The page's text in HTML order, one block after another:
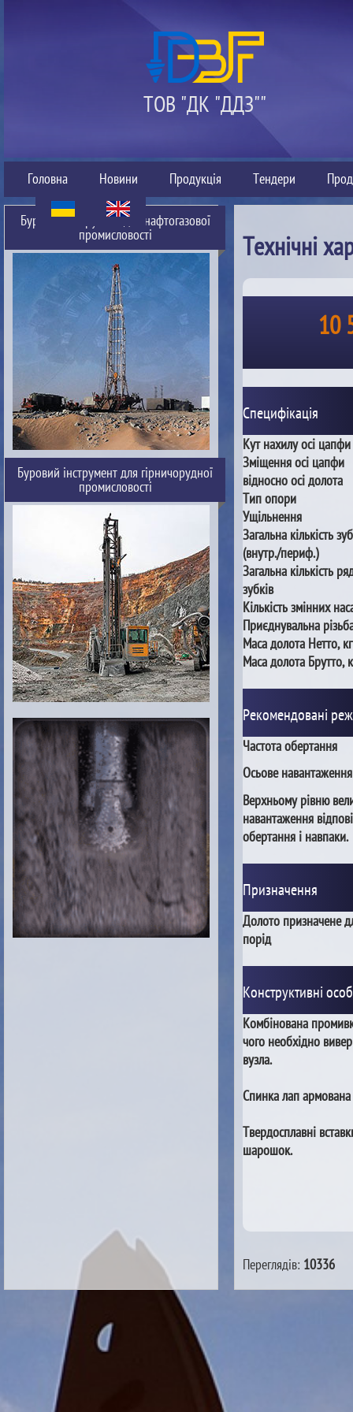
ТОВ "ДК "ДДЗ""
Головна Новини Продукція Тендери
Буровий інструмент для нафтогазової
промисловості
Буровий інструмент для гірничорудної
промисловості
Технічні
10
Специфікація
Кут нахилу осі цапфи
Зміщення осі цапфи
відносно осі долота
Тип опори
Ущільнення
Загальна кількість
(внутр./периф.)
Загальна кількість
зубків
Кількість змінних
Приєднувальна
Маса долота Нетто, кг
Маса долота Брутто,
Рекомендовані
Частота обертання
Осьове навантаження
Верхньому рівню
навантаження
обертання і навпаки.
Призначення
Долото призначене
порід
Конструктивні
Комбінована
чого необхідно
вузла.
Спинка лап
Твердосплавні
шарошок.
Переглядів: 10336